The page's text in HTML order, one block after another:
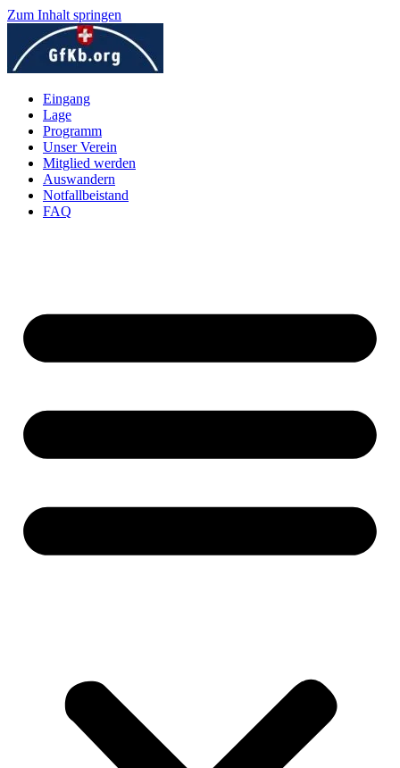
Zum Inhalt springen
Eingang
Lage
Programm
Unser Verein
Mitglied werden
Auswandern
Notfallbeistand
FAQ